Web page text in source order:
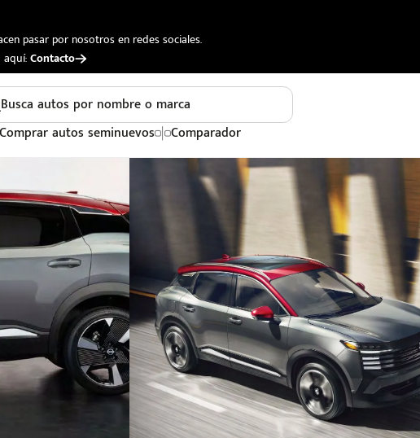
pasar por nosotros en redes sociales.
Contacto
Busca autos por nombre o marca
Comprar autos seminuevos Comparador